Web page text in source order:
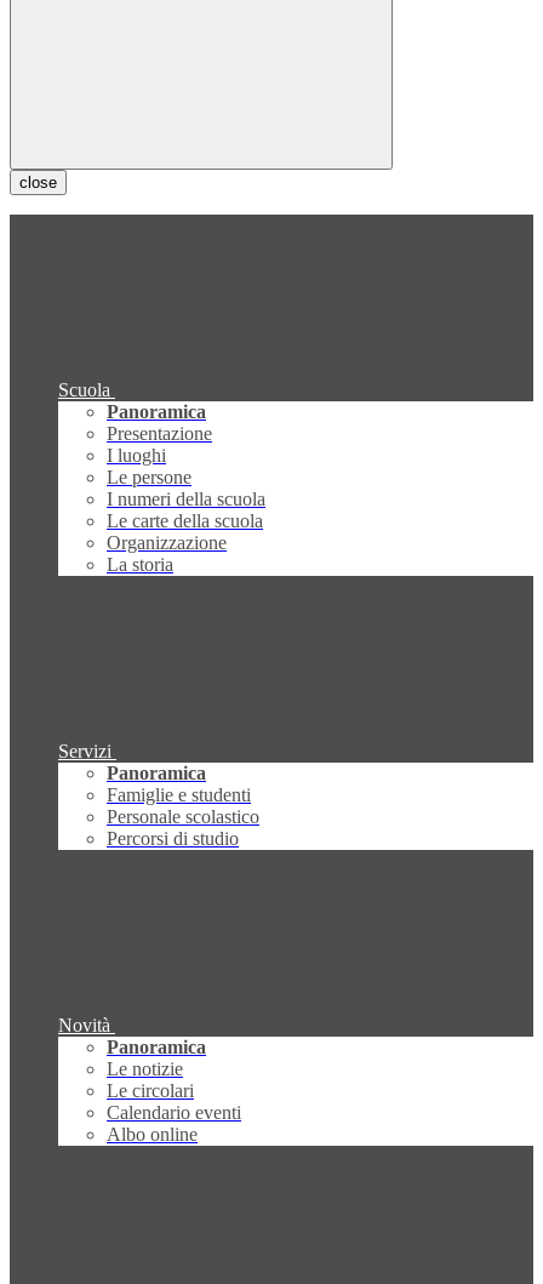
close
Scuola
Panoramica
Presentazione
I luoghi
Le persone
I numeri della scuola
Le carte della scuola
Organizzazione
La storia
Servizi
Panoramica
Famiglie e studenti
Personale scolastico
Percorsi di studio
Novità
Panoramica
Le notizie
Le circolari
Calendario eventi
Albo online